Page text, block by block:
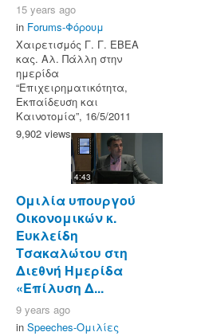
15 years ago
in Forums-Φόρουμ
Χαιρετισμός Γ. Γ. ΕΒΕΑ
κας. Αλ. Πάλλη στην
ημερίδα
“Eπιχειρηματικότητα,
Εκπαίδευση και
Καινοτομία”, 16/5/2011
9,902 views
4:43
Ομιλία υπουργού
Οικονομικών κ.
Ευκλείδη
Τσακαλώτου στη
Διεθνή Ημερίδα
«Επίλυση Δ...
9 years ago
in Speeches-Ομιλίες